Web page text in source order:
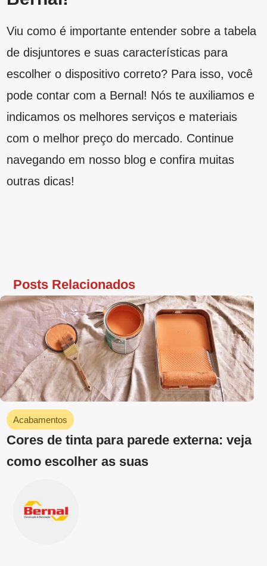
Cores de tinta para parede externa: veja
como escolher as suas
Bernal Online
junho 16, 2023
Acabamentos Construção Reforma
Cores de fios elétricos: entenda sobre o
assunto para não errar
Bernal Online